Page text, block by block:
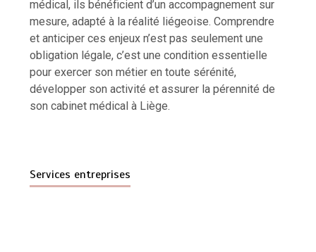
médical, ils bénéficient d’un accompagnement sur
mesure, adapté à la réalité liégeoise. Comprendre
et anticiper ces enjeux n’est pas seulement une
obligation légale, c’est une condition essentielle
pour exercer son métier en toute sérénité,
développer son activité et assurer la pérennité de
son cabinet médical à Liège.
Services entreprises